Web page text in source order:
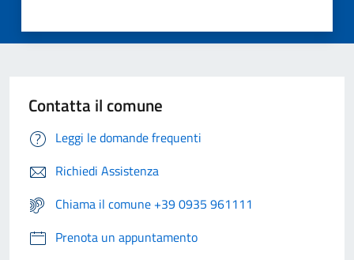
Contatta il comune
Leggi le domande frequenti
Richiedi Assistenza
Chiama il comune +39 0935 961111
Prenota un appuntamento